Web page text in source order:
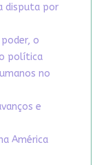
disputa por
o
política
no
e
América